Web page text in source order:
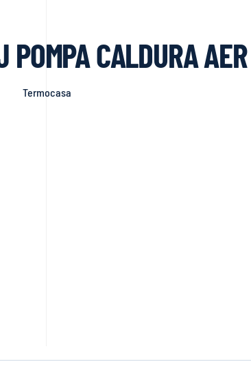
POMPA CALDURA
Termocasa